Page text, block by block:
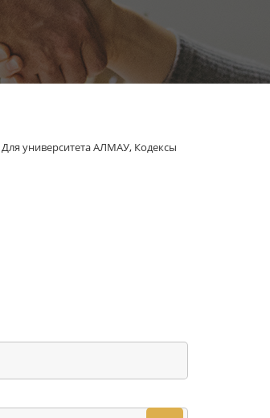
Для университета АЛМАУ, Кодексы